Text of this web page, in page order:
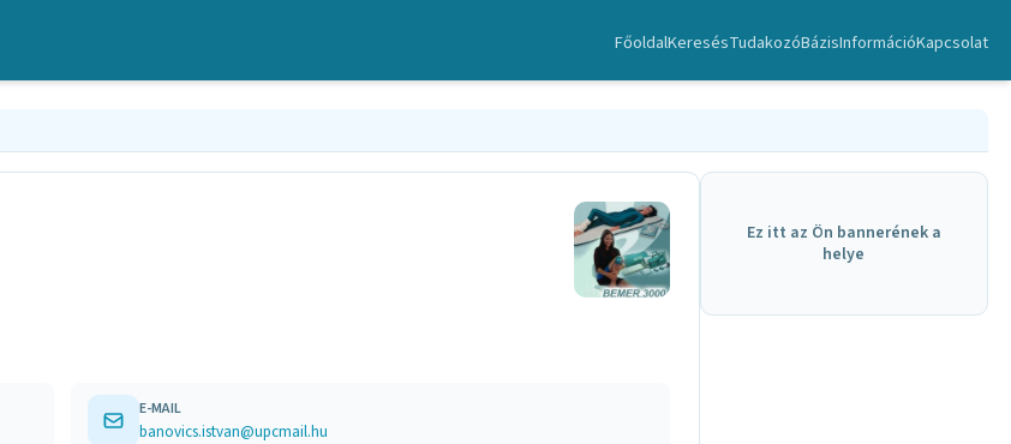
FőoldalKeresésTudakozóBázisInformációKapcsolat
E-MAIL
banovics.istvan@upcmail.hu
Ez itt az Ön bannerének a
helye